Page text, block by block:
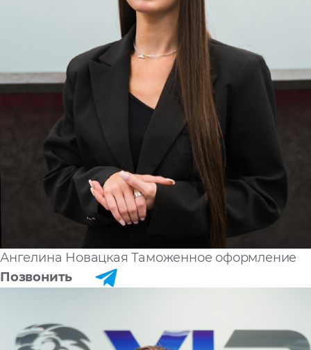
Ангелина Новацкая Таможенное оформление
Позвонить